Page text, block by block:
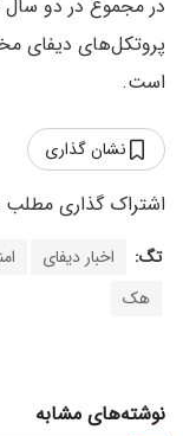
است.
نشان گذاری
تگ: اخبار دیفای
هک
نوشته‌های مشابه